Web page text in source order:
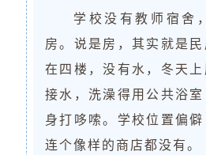
学校没有教师宿舍
房。说是房，其实就是民
在四楼，没有水，冬天
接水，洗澡得用公共浴
身打哆嗦。学校位置偏僻
连个像样的商店都没有。